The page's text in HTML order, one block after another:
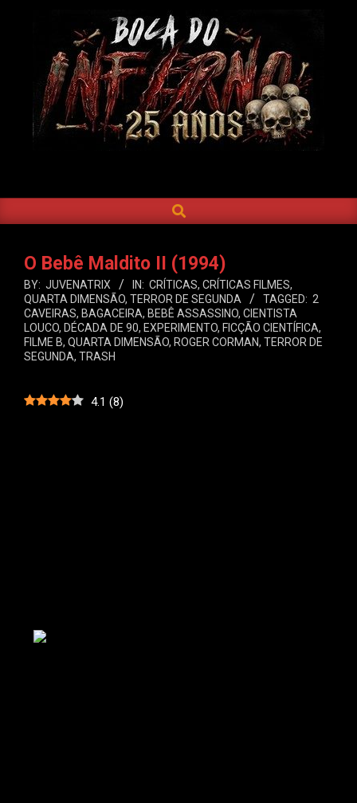
DO
INFERNO
Navigation
SEARCH
O Bebê Maldito II (1994)
BY: JUVENATRIX IN: CRÍTICAS, CRÍTICAS FILMES,
QUARTA DIMENSÃO, TERROR DE SEGUNDA TAGGED: 2
CAVEIRAS, BAGACEIRA, BEBÊ ASSASSINO, CIENTISTA
LOUCO, DÉCADA DE 90, EXPERIMENTO, FICÇÃO CIENTÍFICA,
FILME B, QUARTA DIMENSÃO, ROGER CORMAN, TERROR DE
SEGUNDA, TRASH
4.1 (8)